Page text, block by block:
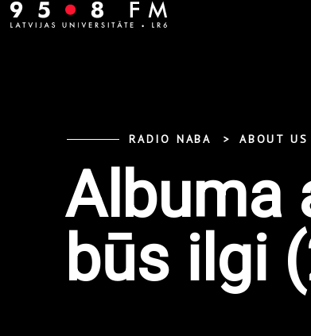
RADIO NABA ABOUT US
Albuma
būs ilgi